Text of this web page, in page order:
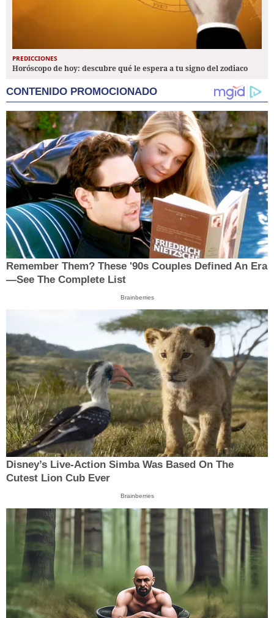
PREDICCIONES
Horóscopo de hoy: descubre qué le espera a tu signo del zodiaco
CONTENIDO PROMOCIONADO
Remember Them? These '90s Couples Defined An Era
—See The Complete List
Brainberries
Disney’s Live-Action Simba Was Based On The
Cutest Lion Cub Ever
Brainberries